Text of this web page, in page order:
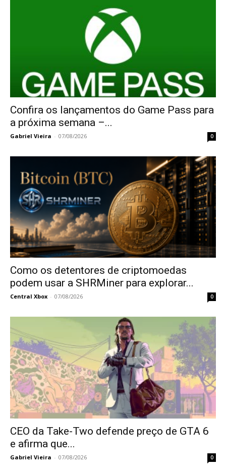
Confira os lançamentos do Game Pass para
a próxima semana –...
Gabriel Vieira - 07/08/2026 0
Como os detentores de criptomoedas
podem usar a SHRMiner para explorar...
Central Xbox - 07/08/2026 0
CEO da Take-Two defende preço de GTA 6
e afirma que...
Gabriel Vieira - 07/08/2026 0